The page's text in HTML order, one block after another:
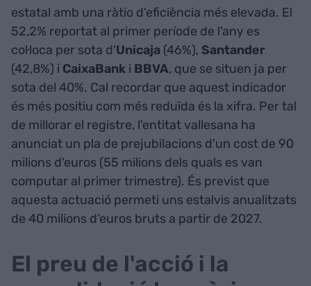
estatal amb una ràtio d'eficiència més elevada. El
52,2% reportat al primer període de l'any es
col·loca per sota d'Unicaja (46%), Santander
(42,8%) i CaixaBank i BBVA, que se situen ja per
sota del 40%. Cal recordar que aquest indicador
és més positiu com més reduïda és la xifra. Per tal
de millorar el registre, l'entitat vallesana ha
anunciat un pla de prejubilacions d'un cost de 90
milions d'euros (55 milions dels quals es van
computar al primer trimestre). És previst que
aquesta actuació permeti uns estalvis anualitzats
de 40 milions d’euros bruts a partir de 2027.
El preu de l'acció i la